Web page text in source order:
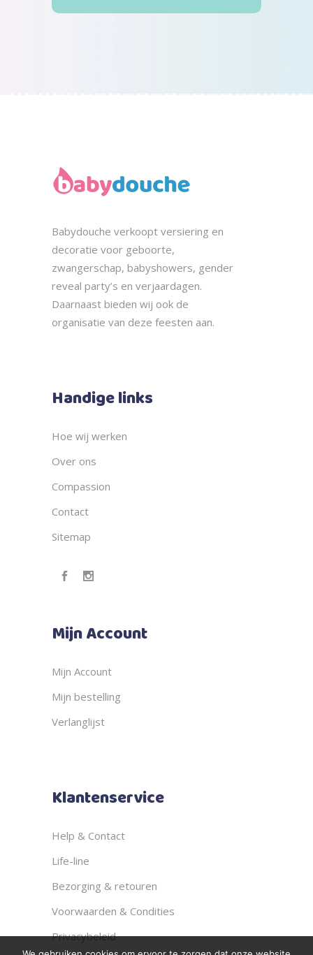
Babydouche verkoopt versiering en
decoratie voor geboorte,
zwangerschap, babyshowers, gender
reveal party’s en verjaardagen.
Daarnaast bieden wij ook de
organisatie van deze feesten aan.
Handige links
Hoe wij werken
Over ons
Compassion
Contact
Sitemap
Mijn Account
Mijn Account
Mijn bestelling
Verlanglijst
Klantenservice
Help & Contact
Life-line
Bezorging & retouren
Voorwaarden & Condities
Privacybeleid